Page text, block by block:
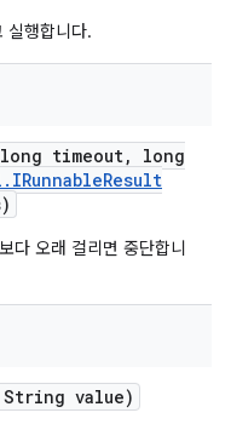
실행합니다.
timeout,
long
. IRunnableResult
다 오래 걸리면 중단합니
String value)